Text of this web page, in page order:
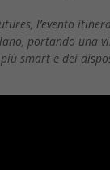
l’evento
portando una
smart e dei